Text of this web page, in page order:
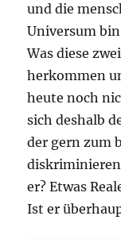
und die
Universum
Was diese
herkommen
heute noch
sich deshalb
der gern zum
diskriminieren
er? Etwas
Ist er